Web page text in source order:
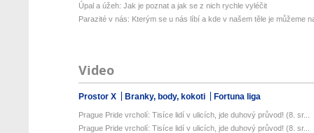
Úpal a úžeh: Jak je poznat a jak se z nich rychle vyléčit
Parazité v nás: Kterým se u nás líbí a kde v našem těle je můžeme
Video
Prostor X Branky, body, kokoti Fortuna liga
Prague Pride vrcholí: Tisíce lidí v ulicích, jde duhový průvod! (8. sr...
Prague Pride vrcholí: Tisíce lidí v ulicích, jde duhový průvod! (8. sr...